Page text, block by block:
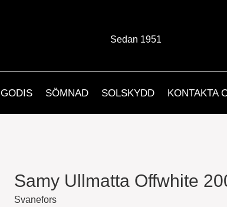
Sedan 1951
GODIS SÖMNAD SOLSKYDD KONTAKTA
Samy Ullmatta Offwhite
Svanefors